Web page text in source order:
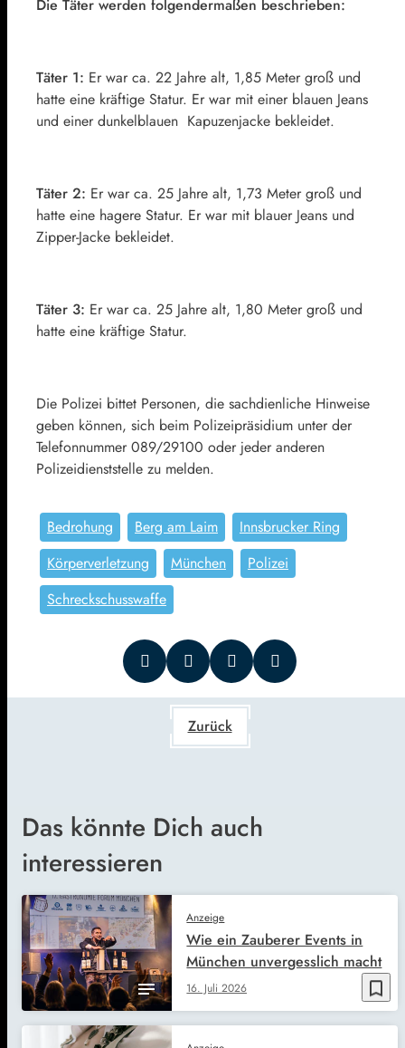
Die Täter werden folgendermaßen beschrieben:
Täter 1: Er war ca. 22 Jahre alt, 1,85 Meter groß und
hatte eine kräftige Statur. Er war mit einer blauen Jeans
und einer dunkelblauen Kapuzenjacke bekleidet.
Täter 2: Er war ca. 25 Jahre alt, 1,73 Meter groß und
hatte eine hagere Statur. Er war mit blauer Jeans und
Zipper-Jacke bekleidet.
Täter 3: Er war ca. 25 Jahre alt, 1,80 Meter groß und
hatte eine kräftige Statur.
Die Polizei bittet Personen, die sachdienliche Hinweise
geben können, sich beim Polizeipräsidium unter der
Telefonnummer 089/29100 oder jeder anderen
Polizeidienststelle zu melden.
Bedrohung Berg am Laim
Innsbrucker Ring
Körperverletzung
München
Polizei
Schreckschusswaffe
Zurück
Das könnte Dich auch
interessieren
bookmark_border
Anzeige
16. Juli 2026
Wie ein Zauberer Events in
München unvergesslich macht